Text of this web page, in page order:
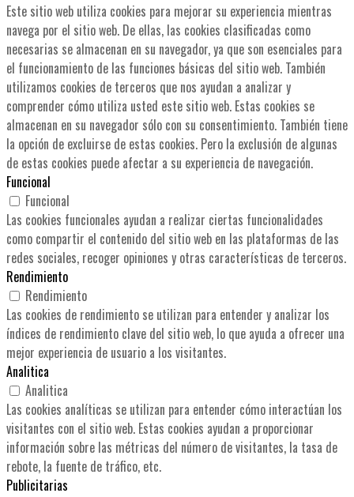
Este sitio web utiliza cookies para mejorar su experiencia mientras
navega por el sitio web. De ellas, las cookies clasificadas como
necesarias se almacenan en su navegador, ya que son esenciales para
el funcionamiento de las funciones básicas del sitio web. También
utilizamos cookies de terceros que nos ayudan a analizar y
comprender cómo utiliza usted este sitio web. Estas cookies se
almacenan en su navegador sólo con su consentimiento. También tiene
la opción de excluirse de estas cookies. Pero la exclusión de algunas
de estas cookies puede afectar a su experiencia de navegación.
Funcional
Funcional
Las cookies funcionales ayudan a realizar ciertas funcionalidades
como compartir el contenido del sitio web en las plataformas de las
redes sociales, recoger opiniones y otras características de terceros.
Rendimiento
Rendimiento
Las cookies de rendimiento se utilizan para entender y analizar los
índices de rendimiento clave del sitio web, lo que ayuda a ofrecer una
mejor experiencia de usuario a los visitantes.
Analitica
Analitica
Las cookies analíticas se utilizan para entender cómo interactúan los
visitantes con el sitio web. Estas cookies ayudan a proporcionar
información sobre las métricas del número de visitantes, la tasa de
rebote, la fuente de tráfico, etc.
Publicitarias